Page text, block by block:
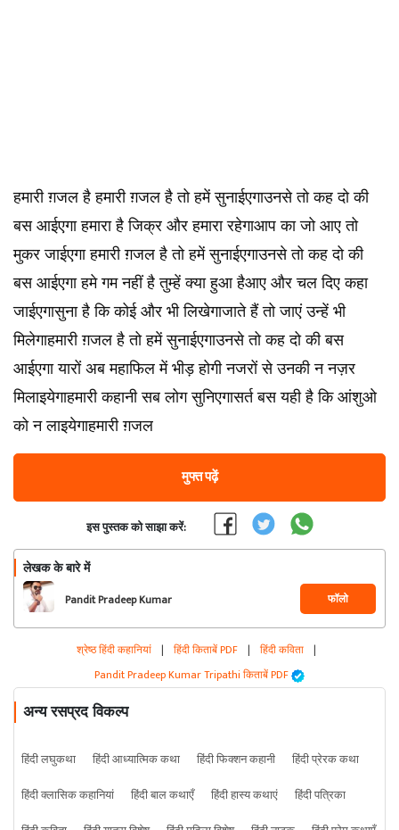
हमारी ग़जल है हमारी ग़जल है तो हमें सुनाईएगाउनसे तो कह दो की
बस आईएगा हमारा है जिक्र और हमारा रहेगाआप का जो आए तो
मुकर जाईएगा हमारी ग़जल है तो हमें सुनाईएगाउनसे तो कह दो की
बस आईएगा हमे गम नहीं है तुम्हें क्या हुआ हैआए और चल दिए कहा
जाईएगासुना है कि कोई और भी लिखेगाजाते हैं तो जाएं उन्हें भी
मिलेगाहमारी ग़जल है तो हमें सुनाईएगाउनसे तो कह दो की बस
आईएगा यारों अब महाफिल में भीड़ होगी नजरों से उनकी न नज़र
मिलाइयेगाहमारी कहानी सब लोग सुनिएगासर्त बस यही है कि आंशुओ
को न लाइयेगाहमारी ग़जल
मुफ्त पढ़ें
इस पुस्तक को साझा करें:
लेखक के बारे में
Pandit Pradeep Kumar
Tripathi
फॉलो
श्रेष्ठ हिंदी कहानियां | हिंदी किताबें PDF | हिंदी कविता |
Pandit Pradeep Kumar Tripathi किताबें PDF
अन्य रसप्रद विकल्प
हिंदी लघुकथा हिंदी आध्यात्मिक कथा हिंदी फिक्शन कहानी
हिंदी प्रेरक कथा
हिंदी क्लासिक कहानियां
हिंदी बाल कथाएँ हिंदी हास्य कथाएं
हिंदी पत्रिका